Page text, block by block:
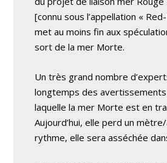
[connu sous l’appellation «
met au moins fin aux
sort de la mer Morte.
Un très grand nombre
longtemps des
laquelle la mer Morte est en
Aujourd’hui, elle perd un
rythme, elle sera asséchée